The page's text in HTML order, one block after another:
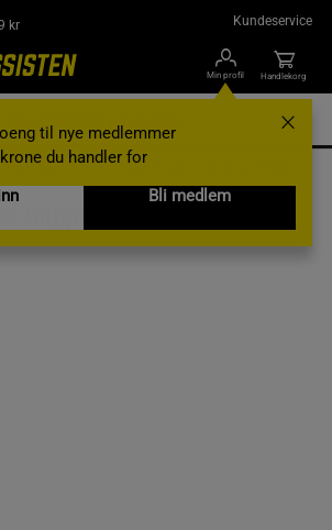
kr Kundeservice
Min profil
til nye medlemmer
du handler for
Bli medlem
Handlekorg
/Kampsport / Kampsportklaer /
Slipper,White, Stl 40